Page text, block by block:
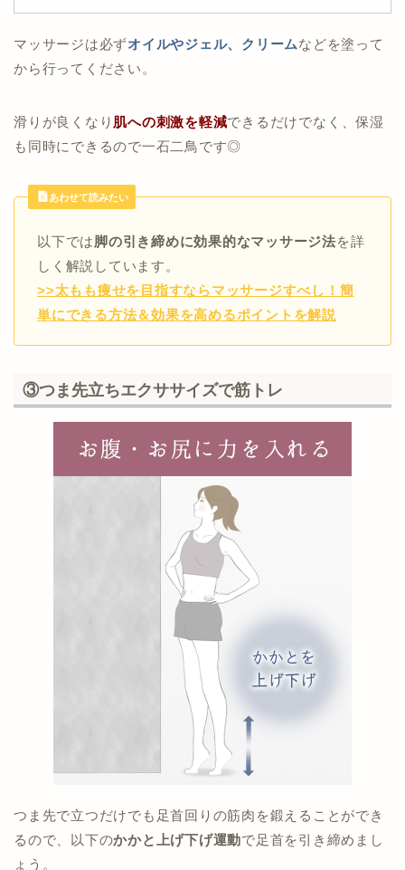
マッサージは必ずオイルやジェル、クリームなどを塗って
から行ってください。
滑りが良くなり 肌への刺激を軽減できるだけでなく、保湿
も同時にできるので一石二鳥です◎
あわせて読みたい
以下では脚の引き締めに効果的なマッサージ法を詳
しく解説しています。
>>太もも痩せを目指すならマッサージすべし！簡
単にできる方法＆効果を高めるポイントを解説
③つま先立ちエクササイズで筋トレ
つま先で立つだけでも足首回りの筋肉を鍛えることができ
るので、以下のかかと上げ下げ運動で足首を引き締めまし
ょう。